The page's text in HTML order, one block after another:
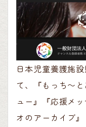
日本児童養護施
て、『もっち〜
ュー』『応援メ
オのアーカイブ